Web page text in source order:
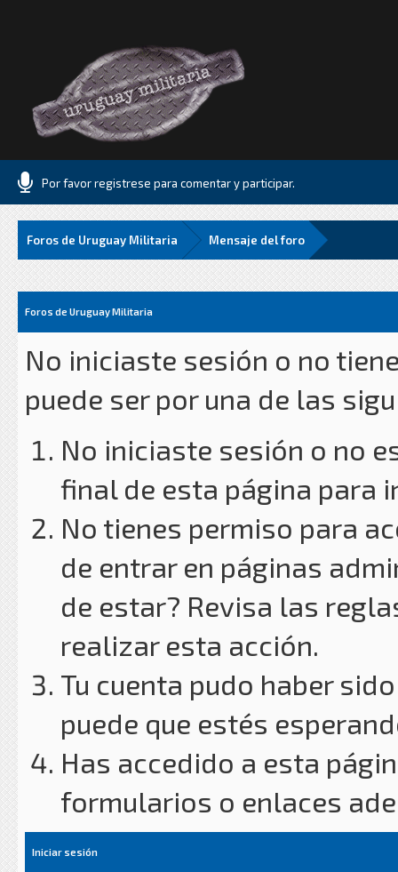
Por favor registrese para comentar y participar.
Foros de Uruguay Militaria Mensaje del foro
Foros de Uruguay Militaria
No iniciaste sesión o no
puede ser por una de las
No iniciaste sesión o no
final de esta página para
No tienes permiso para
de entrar en páginas
de estar? Revisa las
realizar esta acción.
Tu cuenta pudo haber
puede que estés
Has accedido a esta
formularios o enlaces
Iniciar sesión